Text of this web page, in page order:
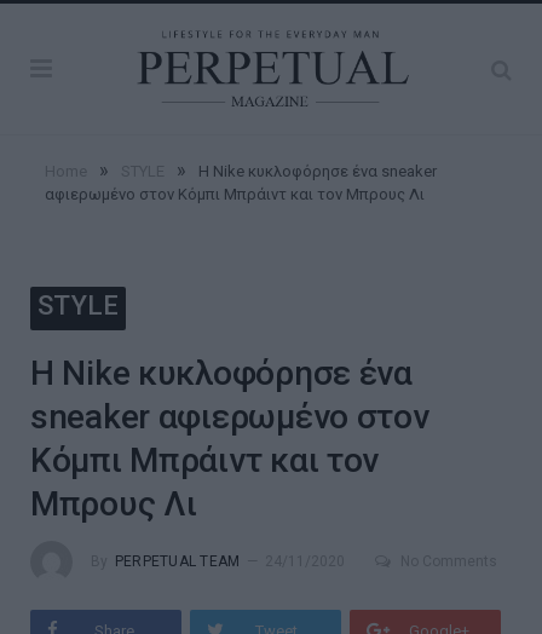
» »
Η Nike κυκλοφόρησε ένα sneaker
αφιερωμένο στον Κόμπι Μπράιντ και τον Μπρους Λι
STYLE
Η Nike κυκλοφόρησε ένα
sneaker αφιερωμένο στον
Κόμπι Μπράιντ και τον
Μπρους Λι
PERPETUAL TEAM